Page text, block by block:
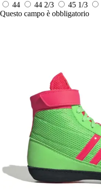
44
44 2/3 45 1/3
Questo campo è obbligatorio